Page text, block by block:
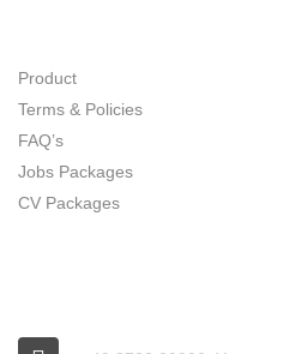
Product
Terms & Policies
FAQ’s
Jobs Packages
CV Packages